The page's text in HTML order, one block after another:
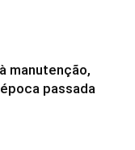
manutenção,
passada